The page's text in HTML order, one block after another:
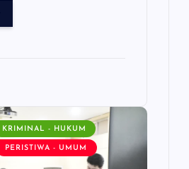
KRIMINAL - HUKUM
PERISTIWA - UMUM